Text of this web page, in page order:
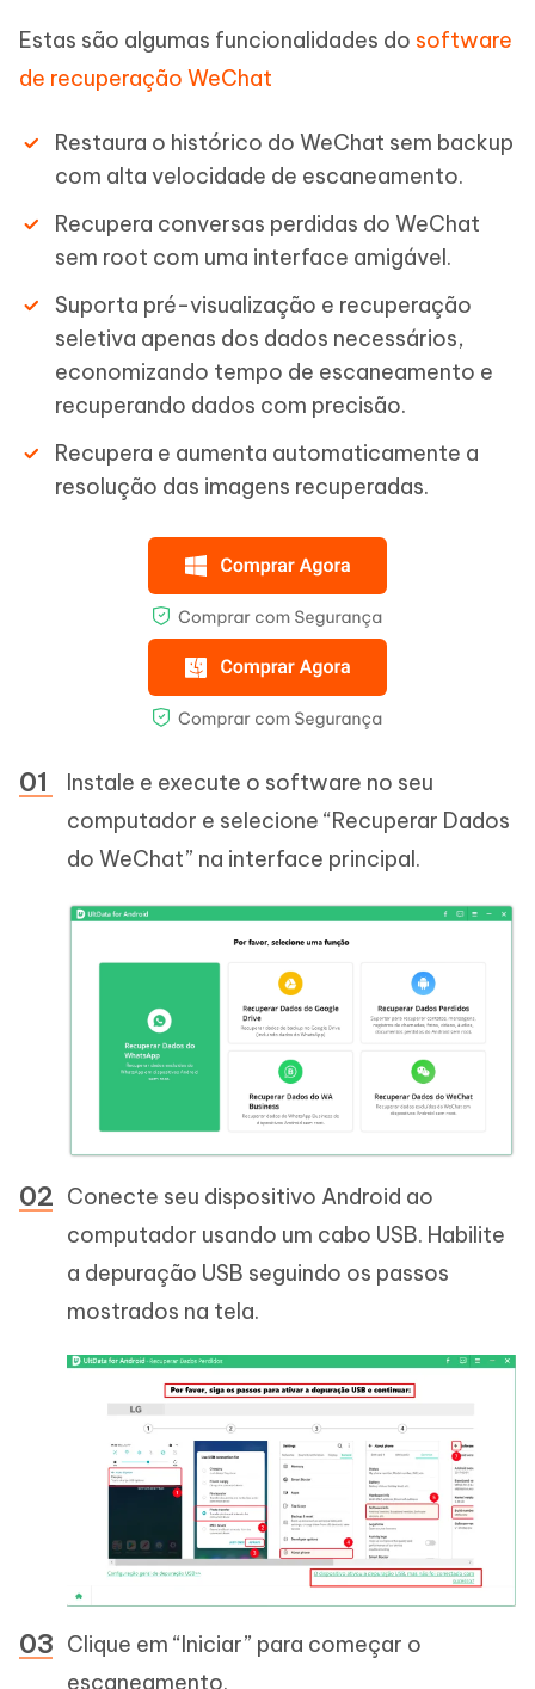
Estas são algumas funcionalidades do software
de recuperação WeChat
Restaura o histórico do WeChat sem backup
com alta velocidade de escaneamento.
Recupera conversas perdidas do WeChat
sem root com uma interface amigável.
Suporta pré-visualização e recuperação
seletiva apenas dos dados necessários,
economizando tempo de escaneamento e
recuperando dados com precisão.
Recupera e aumenta automaticamente a
resolução das imagens recuperadas.
Instale e execute o software no seu
computador e selecione “Recuperar Dados
do WeChat” na interface principal.
Conecte seu dispositivo Android ao
computador usando um cabo USB. Habilite
a depuração USB seguindo os passos
mostrados na tela.
Clique em “Iniciar” para começar o
escaneamento.